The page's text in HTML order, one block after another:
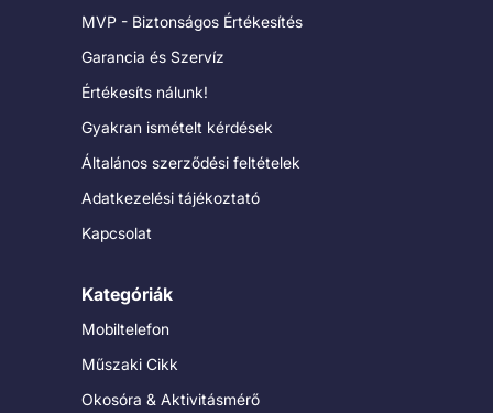
MVP - Biztonságos Értékesítés
Garancia és Szervíz
Értékesíts nálunk!
Gyakran ismételt kérdések
Általános szerződési feltételek
Adatkezelési tájékoztató
Kapcsolat
Kategóriák
Mobiltelefon
Műszaki Cikk
Okosóra & Aktivitásmérő